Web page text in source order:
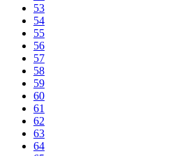
53
54
55
56
57
58
59
60
61
62
63
64